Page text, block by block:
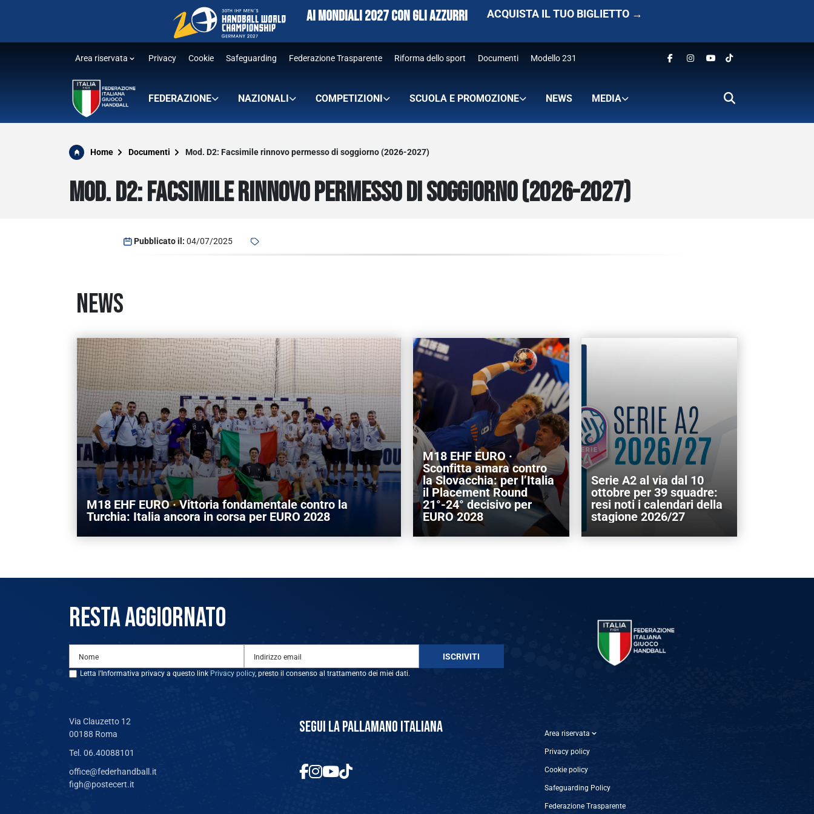
AI MONDIALI 2027 CON GLI AZZURRI ACQUISTA IL TUO BIGLIETTO →
Area riservata Privacy Cookie Safeguarding Federazione Trasparente Riforma dello sport Documenti Modello 231
FEDERAZIONE NAZIONALI COMPETIZIONI SCUOLA E PROMOZIONE NEWS MEDIA
Home Documenti Mod. D2: Facsimile rinnovo permesso di soggiorno (2026-2027)
MOD. D2: FACSIMILE RINNOVO PERMESSO DI SOGGIORNO (2026-2027)
Pubblicato il: 04/07/2025
NEWS
M18 EHF EURO · Vittoria fondamentale contro la
Turchia: Italia ancora in corsa per EURO 2028
M18 EHF EURO ·
Sconfitta amara contro
la Slovacchia: per l’Italia
il Placement Round
21°-24° decisivo per
EURO 2028
Serie A2 al via dal 10
ottobre per 39 squadre:
resi noti i calendari della
stagione 2026/27
RESTA AGGIORNATO
Letta l'Informativa privacy a questo link Privacy policy, presto il consenso al trattamento dei miei dati.
Via Clauzetto 12
00188 Roma
Tel. 06.40088101
office@federhandball.it
figh@postecert.it
SEGUI LA PALLAMANO ITALIANA Area riservata
Privacy policy
Cookie policy
Safeguarding Policy
Federazione Trasparente